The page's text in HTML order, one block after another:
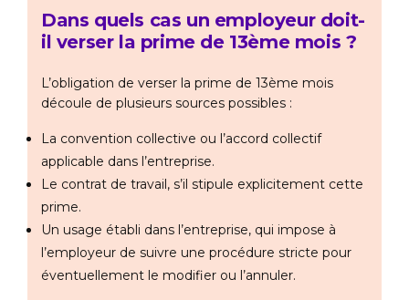
Dans quels cas un employeur doit-
il verser la prime de 13ème mois ?
L’obligation de verser la prime de 13ème mois
découle de plusieurs sources possibles :
La convention collective ou l’accord collectif
applicable dans l’entreprise.
Le contrat de travail, s’il stipule explicitement cette
prime.
Un usage établi dans l’entreprise, qui impose à
l’employeur de suivre une procédure stricte pour
éventuellement le modifier ou l’annuler.